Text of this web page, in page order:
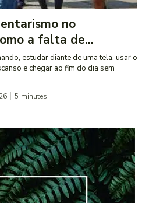
no
a falta de...
estudar diante de uma tela, usar o
e chegar ao fim do dia sem
5 minutes